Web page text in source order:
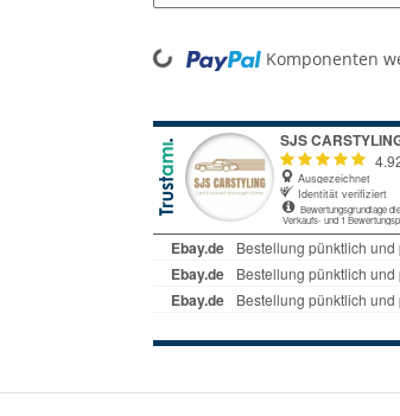
Loading... Komponenten